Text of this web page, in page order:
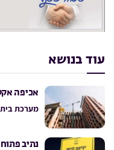
עוד בנושא
אכיפה
מערכת ביתר
נתיב פתוח